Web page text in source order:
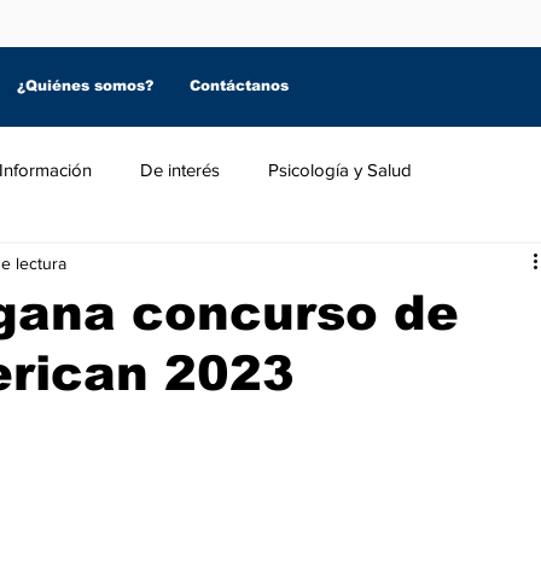
¿Quiénes somos? Contáctanos
Información De interés Psicología y Salud
concurso de
2023
lectura